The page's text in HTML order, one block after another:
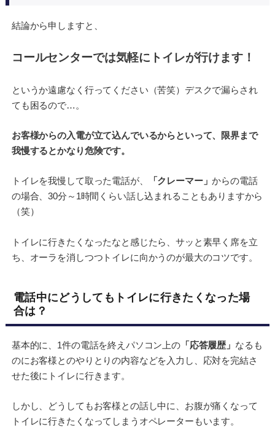
結論から申しますと、
コールセンターでは気軽にトイレが行けます！
というか遠慮なく行ってください（苦笑）デスクで漏らされ
ても困るので…。
お客様からの入電が立て込んでいるからといって、限界まで
我慢するとかなり危険です。
トイレを我慢して取った電話が、 「クレーマー」からの電話
の場合、30分～1時間くらい話し込まれることもありますから
（笑）
トイレに行きたくなったなと感じたら、サッと素早く席を立
ち、オーラを消しつつトイレに向かうのが最大のコツです。
電話中にどうしてもトイレに行きたくなった場
合は？
基本的に、1件の電話を終えパソコン上の「応答履歴」 なるも
のにお客様とのやりとりの内容などを入力し、応対を完結さ
せた後にトイレに行きます。
しかし、どうしてもお客様との話し中に、お腹が痛くなって
トイレに行きたくなってしまうオペレーターもいます。